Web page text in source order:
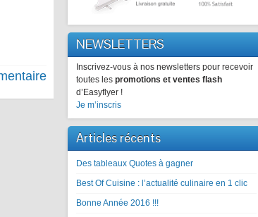
NEWSLETTERS
Inscrivez-vous à nos newsletters pour recevoir
toutes les promotions et ventes flash
d’Easyflyer !
Je m’inscris
Articles récents
Des tableaux Quotes à gagner
Best Of Cuisine : l’actualité culinaire en 1 clic
Bonne Année 2016 !!!